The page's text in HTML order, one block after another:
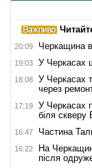
20:09 Черкащина
19:03 У Черкасах
18:08
У Черкасах
через
17:19
У Черкасах
біля скверу
16:47 Частина
16:22
На
після